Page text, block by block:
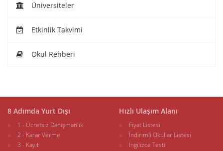
Üniversiteler
Etkinlik Takvimi
Okul Rehberi
8 Adımda Yurt Dışı
1 - Ücretsiz Danışmanlık
2 - Karar Verme
3 - Kayıt
Hızlı Ulaşım Alanı
Fiyat Listesi
İndirimli Okullar Listesi
İngilizce Testi